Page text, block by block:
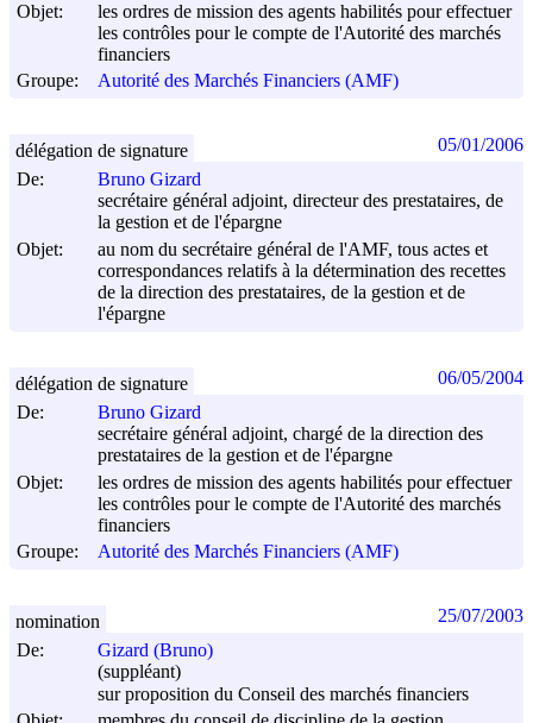
Objet:
les ordres de mission des agents habilités pour effectuer
les contrôles pour le compte de l'Autorité des marchés
financiers
Groupe:
Autorité des Marchés Financiers (AMF)
De:
Bruno Gizard
secrétaire général adjoint, directeur des prestataires, de
la gestion et de l'épargne
Objet:
au nom du secrétaire général de l'AMF, tous actes et
correspondances relatifs à la détermination des recettes
de la direction des prestataires, de la gestion et de
l'épargne
délégation de signature 05/01/2006
De:
Bruno Gizard
secrétaire général adjoint, chargé de la direction des
prestataires de la gestion et de l'épargne
Objet:
les ordres de mission des agents habilités pour effectuer
les contrôles pour le compte de l'Autorité des marchés
financiers
Groupe:
Autorité des Marchés Financiers (AMF)
délégation de signature 06/05/2004
De:
Gizard (Bruno)
(suppléant)
sur proposition du Conseil des marchés financiers
nomination 25/07/2003